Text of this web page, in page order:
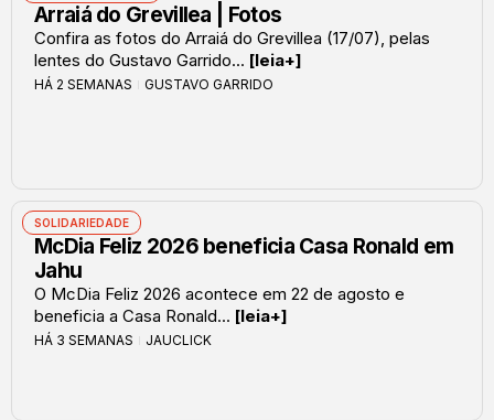
Arraiá do Grevillea | Fotos
Confira as fotos do Arraiá do Grevillea (17/07), pelas
lentes do Gustavo Garrido... [leia+]
HÁ 2 SEMANAS GUSTAVO GARRIDO
SOLIDARIEDADE
McDia Feliz 2026 beneficia Casa Ronald em
Jahu
O McDia Feliz 2026 acontece em 22 de agosto e
beneficia a Casa Ronald... [leia+]
HÁ 3 SEMANAS JAUCLICK